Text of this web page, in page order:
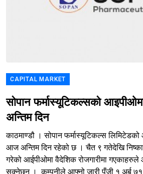
CAPITAL MARKET
सोपान फर्मास्यूटिकल्सको
अन्तिम दिन
काठमाण्डौ । सोपान फर्मास्यूटिकल्स
आज अन्तिम दिन रहेको छ । चैत ९ गतेदेखि
गरेको आईपीओमा वैदेशिक रोजगारीमा
सक्नेछन् । कम्पनीले आफ्नो जारी पूँजी १ अर्ब